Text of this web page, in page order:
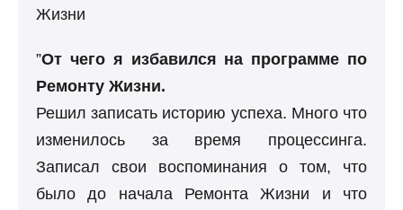
Жизни
”От чего я избавился на программе по
Ремонту Жизни.
Решил записать историю успеха. Много что
изменилось за время процессинга.
Записал свои воспоминания о том, что
было до начала Ремонта Жизни и что